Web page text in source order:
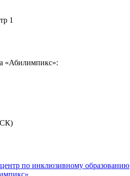
1
«Абилимпикс»:
по инклюзивному образованию